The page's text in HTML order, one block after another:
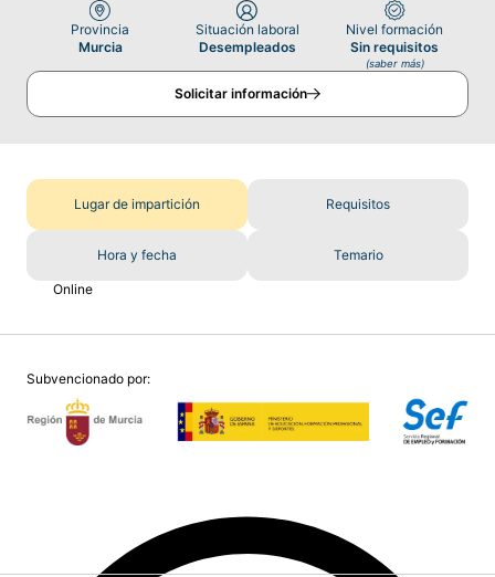
Provincia
Murcia
Situación laboral
Desempleados
Nivel formación
Sin requisitos
(saber más)
Solicitar información
Lugar de impartición Requisitos
Hora y fecha Temario
Online
Subvencionado por: